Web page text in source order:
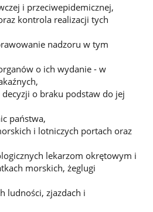
i przeciwepidemicznej,
kontrola realizacji tych
nadzoru w tym
o ich wydanie - w
o braku podstaw do jej
państwa,
i lotniczych portach oraz
lekarzom okrętowym i
morskich, żeglugi
ludności, zjazdach i